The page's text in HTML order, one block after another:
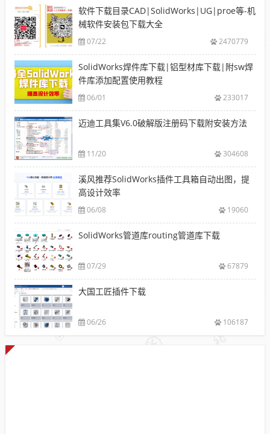
软件下载目录CAD|SolidWorks|UG|proe等-机
械软件安装包下载大全
07/22 2470779
SolidWorks焊件库下载|铝型材库下载|附sw焊
件库添加配置使用教程
06/01 233017
迈迪工具集V6.0破解版注册码下载附安装方法
11/20 304608
溪风推荐SolidWorks插件工具箱自动出图，提
高设计效率
06/08 19060
SolidWorks管道库routing管道库下载
07/29 67879
大国工匠插件下载
06/26 106187